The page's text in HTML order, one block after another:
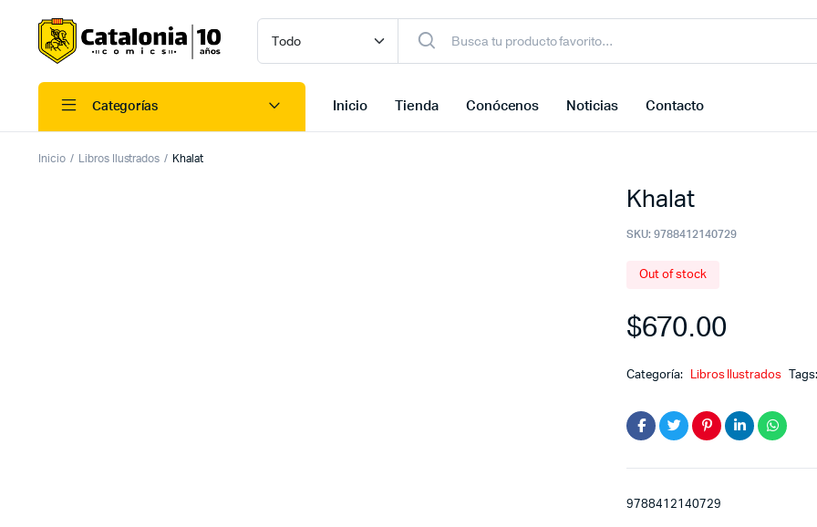
Categorías Inicio Tienda Conócenos Noticias Contacto
Inicio Libros Ilustrados Khalat
Khalat
SKU: 9788412140729
Out of stock
$670.00
Categoría: Libros Ilustrados Tags:
9788412140729